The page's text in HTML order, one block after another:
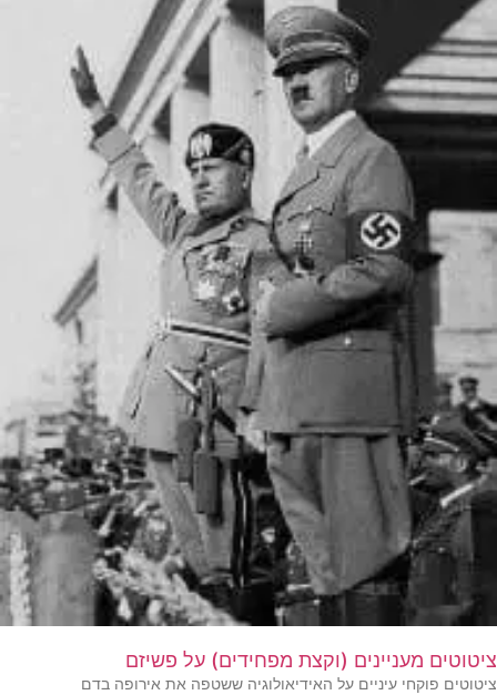
ציטוטים מעניינים (וקצת מפחידים) על פשיזם
ציטוטים פוקחי עיניים על האידיאולוגיה ששטפה את אירופה בדם